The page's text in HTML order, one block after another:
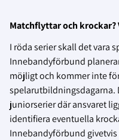
Matchflyttar och krockar?
I röda serier skall det vara
Innebandyförbund
möjligt och kommer inte
spelarutbildningsdagarna.
juniorserier där ansvaret
identifiera eventuella
Innebandyförbund